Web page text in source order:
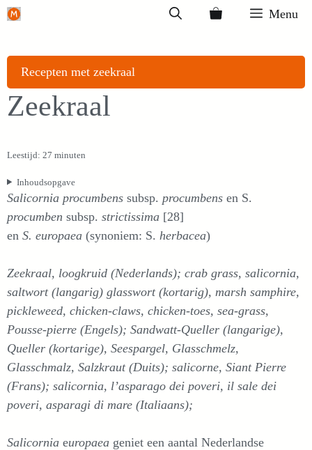
Ga
inhoud
Menu
Recepten met zeekraal
Zeekraal
Leestijd: 27 minuten
Inhoudsopgave
Salicornia procumbens subsp. procumbens en S.
procumben subsp. strictissima [28]
en S. europaea (synoniem: S. herbacea)
Zeekraal, loogkruid (Nederlands); crab grass, salicornia,
saltwort (langarig) glasswort (kortarig), marsh samphire,
pickleweed, chicken-claws, chicken-toes, sea-grass,
Pousse-pierre (Engels); Sandwatt-Queller (langarige),
Queller (kortarige), Seespargel, Glasschmelz,
Glasschmalz, Salzkraut (Duits); salicorne, Siant Pierre
(Frans); salicornia, l’asparago dei poveri, il sale dei
poveri, asparagi di mare (Italiaans);
Salicornia europaea geniet een aantal Nederlandse